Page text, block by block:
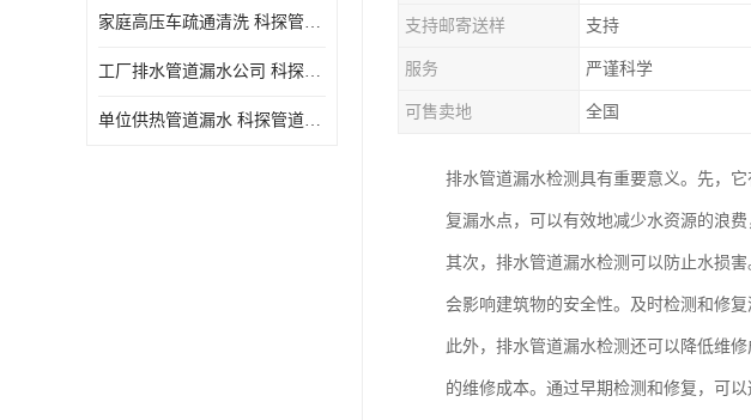
家庭高压车疏通清洗 科探管道工程 服务周到
工厂排水管道漏水公司 科探管道工程 快速上门
单位供热管道漏水 科探管道工程 设备齐
支持邮寄送样 支持
服务 严谨科学
可售卖地 全国
排水管道漏水检测具有重要意义。先，
复漏水点，可以有效地减少水资源的浪费
其次，排水管道漏水检测可以防止水损
会影响建筑物的安全性。及时检测和修
此外，排水管道漏水检测还可以降低维
的维修成本。通过早期检测和修复，可